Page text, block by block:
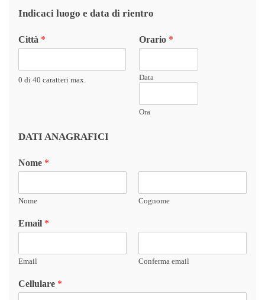
Indicaci luogo e data di rientro
Città *
0 di 40 caratteri max.
Orario *
Data
Ora
DATI ANAGRAFICI
Nome *
Nome Cognome
Email *
Email Conferma email
Cellulare *